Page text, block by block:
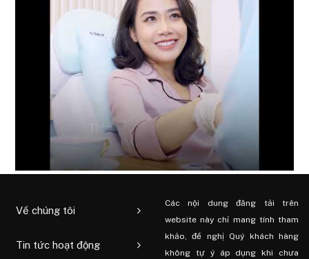
Về chúng tôi
Tin tức hoạt động
Các nội dung đăng tải trên
website này chỉ mang tính tham
khảo, đề nghị Quý khách hàng
không tự ý áp dụng khi chưa